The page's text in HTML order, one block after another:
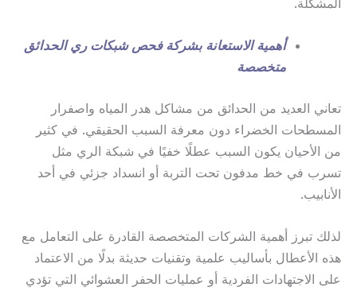
أهمية الاستعانة بشركة فحص شبكات ري الحدائق
متخصصة
تعاني العديد من الحدائق من مشاكل هدر المياه واصفرار
المسطحات الخضراء دون معرفة السبب الحقيقي. في كثير
من الأحيان يكون السبب عطلًا خفيًا في شبكة الري مثل
تسرب في خط مدفون تحت التربة أو انسداد جزئي في أحد
الأنابيب.
لذلك تبرز أهمية الشركات المتخصصة القادرة على التعامل مع
هذه الأعطال بأساليب علمية وتقنيات حديثة بدلًا من الاعتماد
على الاجتهادات الفردية أو عمليات الحفر العشوائي التي تؤدي